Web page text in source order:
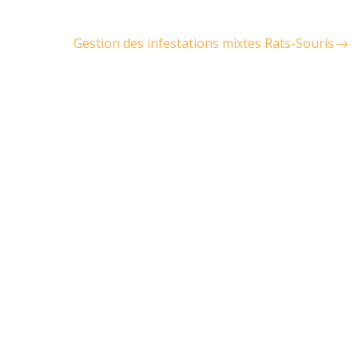
Gestion des infestations mixtes Rats-Souris